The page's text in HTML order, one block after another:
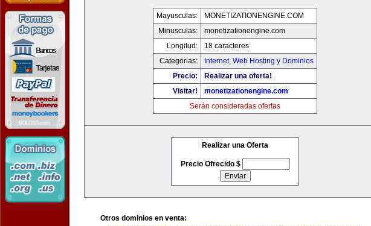
Mayusculas:
MONETIZATIONENGINE.COM
Minusculas:
monetizationengine.com
Longitud:
18 caracteres
Categorias:
Internet, Web Hosting y Dominios
Precio:
Realizar una oferta!
Visitar!
monetizationengine.com
Serán consideradas ofertas
Realizar una Oferta
Precio Ofrecido $
Otros dominios en venta: